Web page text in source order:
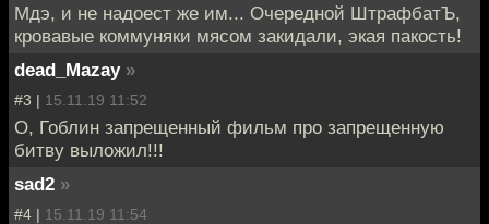
Мдэ, и не надоест же им... Очередной ШтрафбатЪ,
кровавые коммуняки мясом закидали, экая пакость!
dead_Mazay »
#3 | 15.11.19 11:52
О, Гоблин запрещенный фильм про запрещенную
битву выложил!!!
sad2 »
#4 | 15.11.19 11:54